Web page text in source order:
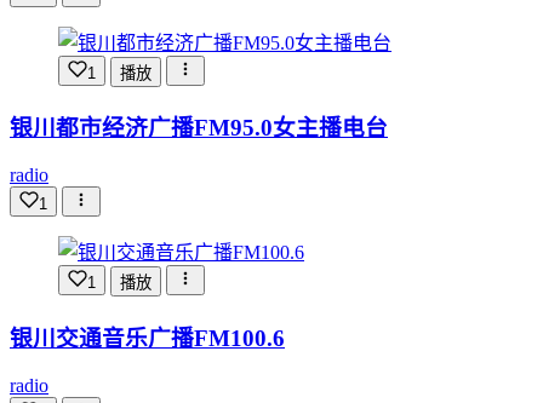
1 播放
银川都市经济广播FM95.0女主播电台
radio
1
1 播放
银川交通音乐广播FM100.6
radio